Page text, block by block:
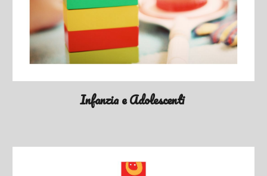
Infanzia e Adolescenti